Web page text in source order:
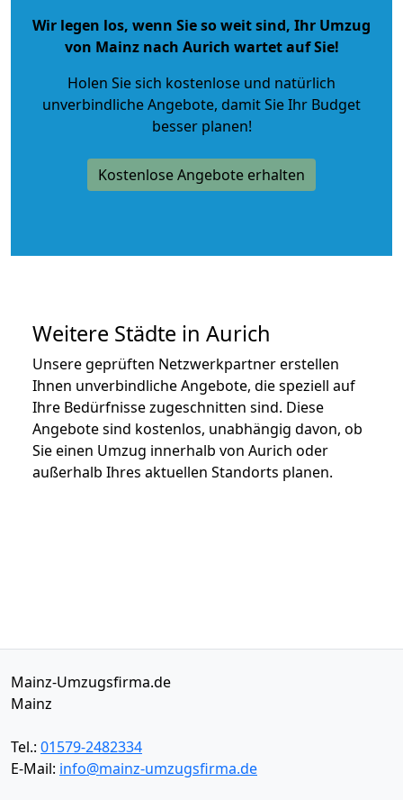
Wir legen los, wenn Sie so weit sind, Ihr Umzug
von Mainz nach Aurich wartet auf Sie!
Holen Sie sich kostenlose und natürlich
unverbindliche Angebote, damit Sie Ihr Budget
besser planen!
Kostenlose Angebote erhalten
Weitere Städte in Aurich
Unsere geprüften Netzwerkpartner erstellen
Ihnen unverbindliche Angebote, die speziell auf
Ihre Bedürfnisse zugeschnitten sind. Diese
Angebote sind kostenlos, unabhängig davon, ob
Sie einen Umzug innerhalb von Aurich oder
außerhalb Ihres aktuellen Standorts planen.
Mainz-Umzugsfirma.de
Mainz
Tel.: 01579-2482334
E-Mail: info@mainz-umzugsfirma.de